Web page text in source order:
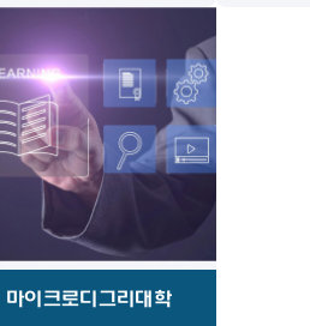
마이크로디그리대학